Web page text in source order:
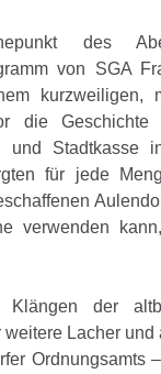
des
von SGA
kurzweiligen,
die Geschichte
und Stadtkasse
für jede
verwenden
der
Lacher
Ordnungsamts